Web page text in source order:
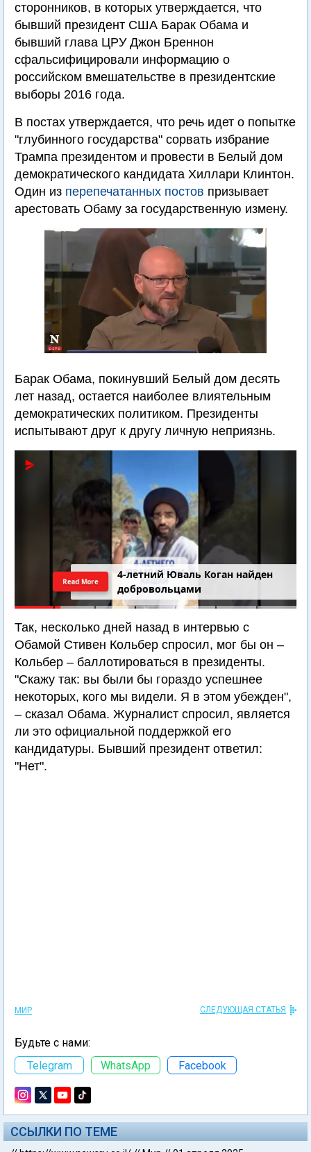
сторонников, в которых утверждается, что
бывший президент США Барак Обама и
бывший глава ЦРУ Джон Бреннон
сфальсифицировали информацию о
российском вмешательстве в президентские
выборы 2016 года.
В постах утверждается, что речь идет о попытке
"глубинного государства" сорвать избрание
Трампа президентом и провести в Белый дом
демократического кандидата Хиллари Клинтон.
Один из перепечатанных постов призывает
арестовать Обаму за государственную измену.
Барак Обама, покинувший Белый дом десять
лет назад, остается наиболее влиятельным
демократических политиком. Президенты
испытывают друг к другу личную неприязнь.
4-летний Юваль Коган найден
добровольцами
Read More
Так, несколько дней назад в интервью с
Обамой Стивен Кольбер спросил, мог бы он –
Кольбер – баллотироваться в президенты.
"Скажу так: вы были бы гораздо успешнее
некоторых, кого мы видели. Я в этом убежден",
– сказал Обама. Журналист спросил, является
ли это официальной поддержкой его
кандидатуры. Бывший президент ответил:
"Нет".
МИР СЛЕДУЮЩАЯ СТАТЬЯ
Будьте с нами:
Telegram
WhatsApp Facebook
ССЫЛКИ ПО ТЕМЕ